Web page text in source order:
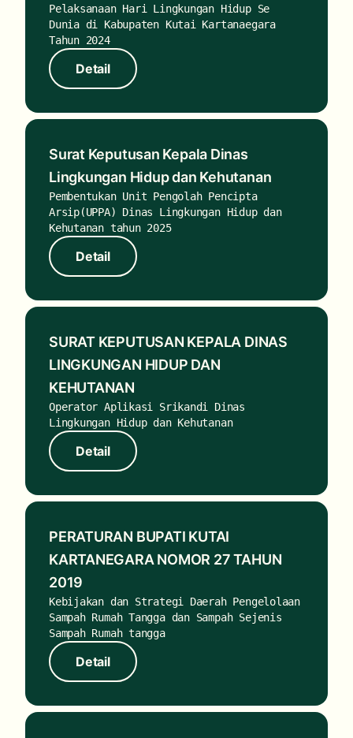
Pelaksanaan Hari Lingkungan Hidup Se
Dunia di Kabupaten Kutai Kartanaegara
Tahun 2024
Detail
Detail
Surat Keputusan Kepala Dinas
Lingkungan Hidup dan Kehutanan
Pembentukan Unit Pengolah Pencipta
Arsip(UPPA) Dinas Lingkungan Hidup dan
Kehutanan tahun 2025
Detail
Detail
SURAT KEPUTUSAN KEPALA DINAS
LINGKUNGAN HIDUP DAN
KEHUTANAN
Operator Aplikasi Srikandi Dinas
Lingkungan Hidup dan Kehutanan
Detail
Detail
PERATURAN BUPATI KUTAI
KARTANEGARA NOMOR 27 TAHUN
2019
Kebijakan dan Strategi Daerah Pengelolaan
Sampah Rumah Tangga dan Sampah Sejenis
Sampah Rumah tangga
Detail
Detail